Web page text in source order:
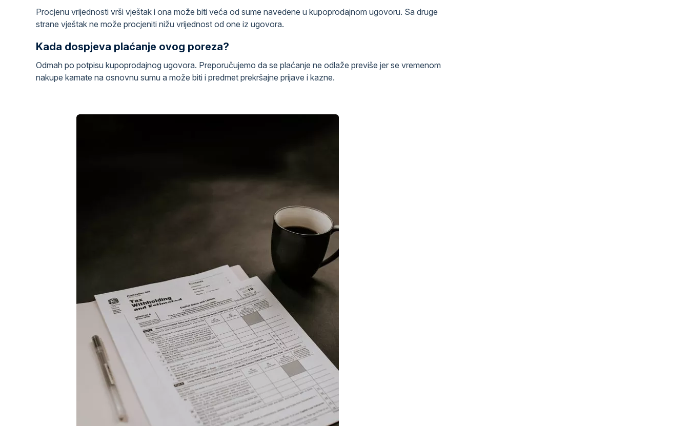
Procjenu vrijednosti vrši vještak i ona može biti veća od sume navedene u kupoprodajnom ugovoru. Sa druge
strane vještak ne može procjeniti nižu vrijednost od one iz ugovora.
Kada dospjeva plaćanje ovog poreza?
Odmah po potpisu kupoprodajnog ugovora. Preporučujemo da se plaćanje ne odlaže previše jer se vremenom
nakupe kamate na osnovnu sumu a može biti i predmet prekršajne prijave i kazne.